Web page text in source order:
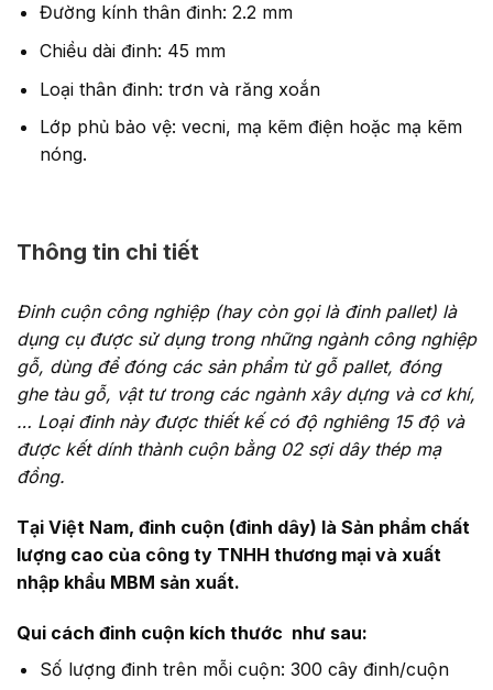
Đường kính thân đinh: 2.2 mm
Chiều dài đinh: 45 mm
Loại thân đinh: trơn và răng xoắn
Lớp phủ bảo vệ: vecni, mạ kẽm điện hoặc mạ kẽm
nóng.
Thông tin chi tiết
Đinh cuộn công nghiệp (hay còn gọi là đinh pallet) là
dụng cụ được sử dụng trong những ngành công nghiệp
gỗ, dùng để đóng các sản phẩm từ gỗ pallet, đóng
ghe tàu gỗ, vật tư trong các ngành xây dựng và cơ khí,
… Loại đinh này được thiết kế có độ nghiêng 15 độ và
được kết dính thành cuộn bằng 02 sợi dây thép mạ
đồng.
Tại Việt Nam, đinh cuộn (đinh dây) là Sản phẩm chất
lượng cao của công ty TNHH thương mại và xuất
nhập khẩu MBM sản xuất.
Qui cách đinh cuộn kích thước như sau:
Số lượng đinh trên mỗi cuộn: 300 cây đinh/cuộn